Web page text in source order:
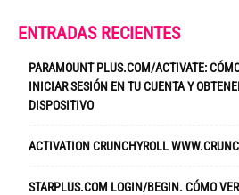
ENTRADAS RECIENTES
PARAMOUNT PLUS.COM/ACTIVATE:
INICIAR SESIÓN EN TU CUENTA Y
DISPOSITIVO
ACTIVATION CRUNCHYROLL
STARPLUS.COM LOGIN/BEGIN. CÓMO